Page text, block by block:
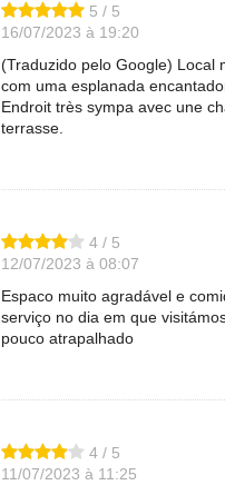
5 / 5
16/07/2023 à 19:20
(Traduzido pelo Google) Local
com uma esplanada
Endroit très sympa avec une
terrasse.
4 / 5
12/07/2023 à 08:07
Espaco muito agradável e
serviço no dia em que
pouco atrapalhado
4 / 5
11/07/2023 à 11:25